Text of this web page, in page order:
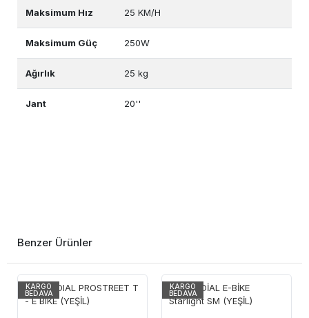
Maksimum Hız 25 KM/H
Maksimum Güç 250W
Ağırlık 25 kg
Jant 20''
Benzer Ürünler
KARGO
BEDAVA
KARGO
BEDAVA